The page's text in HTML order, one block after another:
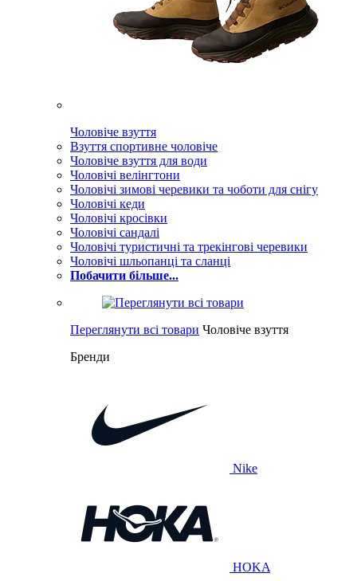
Чоловіче взуття
Взуття спортивне чоловіче
Чоловіче взуття для води
Чоловічі велінгтони
Чоловічі зимові черевики та чоботи для снігу
Чоловічі кеди
Чоловічі кросівки
Чоловічі сандалі
Чоловічі туристичні та трекінгові черевики
Чоловічі шльопанці та сланці
Побачити більше...
Переглянути всі товари Чоловіче взуття
Бренди
Nike
HOKA